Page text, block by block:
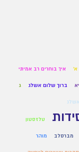
א' איך בוחרים רב אמיתי
ברוך שלום אשלג ג
טלזסטון
מברסלב מוהר